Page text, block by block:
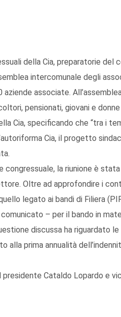
della Cia, preparatorie del
intercomunale degli
associate.
pensionati, giovani e
Cia, specificando che “tra i
Cia, il progetto
la riunione è stata
Oltre ad approfondire i
legato ai bandi di Filiera
– per il bando in
discussa ha riguardato le
alla prima annualità
Cataldo Lopardo e